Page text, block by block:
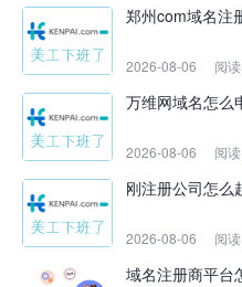
郑州com域名注
2026-08-06 阅
万维网域名怎么
2026-08-06 阅
刚注册公司怎么
2026-08-06 阅
域名注册商平台